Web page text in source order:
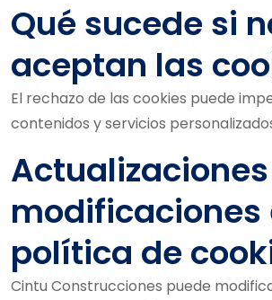
Qué sucede si
aceptan las
El rechazo de las cookies puede
contenidos y servicios
modificaciones
política de
Cintu Construcciones puede